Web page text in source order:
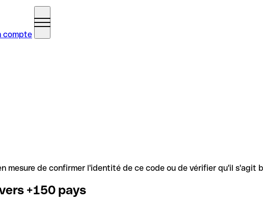
compte
mesure de confirmer l'identité de ce code ou de vérifier qu'il s'agit
+150 pays